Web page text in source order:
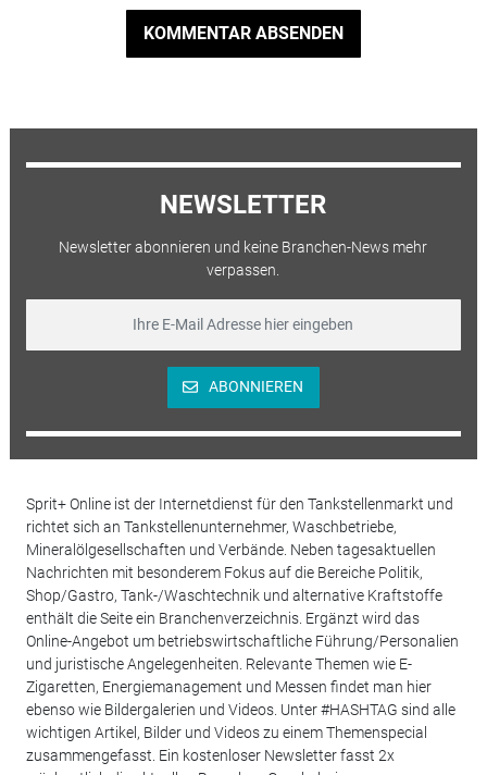
KOMMENTAR ABSENDEN
NEWSLETTER
Newsletter abonnieren und keine Branchen-News mehr
verpassen.
ABONNIEREN
Sprit+ Online ist der Internetdienst für den Tankstellenmarkt und
richtet sich an Tankstellenunternehmer, Waschbetriebe,
Mineralölgesellschaften und Verbände. Neben tagesaktuellen
Nachrichten mit besonderem Fokus auf die Bereiche Politik,
Shop/Gastro, Tank-/Waschtechnik und alternative Kraftstoffe
enthält die Seite ein Branchenverzeichnis. Ergänzt wird das
Online-Angebot um betriebswirtschaftliche Führung/Personalien
und juristische Angelegenheiten. Relevante Themen wie E-
Zigaretten, Energiemanagement und Messen findet man hier
ebenso wie Bildergalerien und Videos. Unter #HASHTAG sind alle
wichtigen Artikel, Bilder und Videos zu einem Themenspecial
zusammengefasst. Ein kostenloser Newsletter fasst 2x